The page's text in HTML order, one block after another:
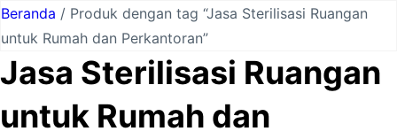
Lewati
ke
konten
Beranda / Produk dengan tag “Jasa Sterilisasi Ruangan
untuk Rumah dan Perkantoran”
Jasa Sterilisasi Ruangan
untuk Rumah dan